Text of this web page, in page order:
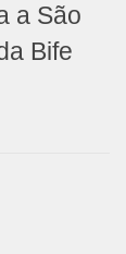
a São
Bife